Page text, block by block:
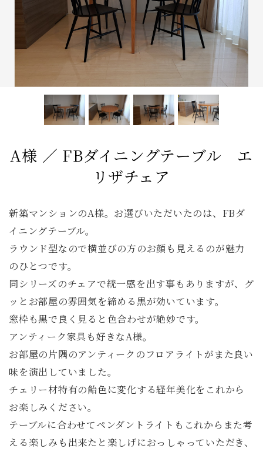
ダイニングチェア ベンチ ベッド スツール
システムソファ テラス AVボード
サイドテーブル 収納家具 デスク
コンソールデスク ミラー 3人掛けソファ
キッズ家具 2人掛けソファ リビングテーブル
A様 ／ FBダイニングテーブル エ
リザチェア
新築マンションのA様。お選びいただいたのは、FBダ
イニングテーブル。
ラウンド型なので横並びの方のお顔も見えるのが魅力
のひとつです。
同シリーズのチェアで統一感を出す事もありますが、グ
ッとお部屋の雰囲気を締める黒が効いています。
窓枠も黒で良く見ると色合わせが絶妙です。
アンティーク家具も好きなA様。
お部屋の片隅のアンティークのフロアライトがまた良い
味を演出していました。
チェリー材特有の飴色に変化する経年美化をこれから
お楽しみください。
テーブルに合わせてペンダントライトもこれからまた考
える楽しみも出来たと楽しげにおっしゃっていただき、